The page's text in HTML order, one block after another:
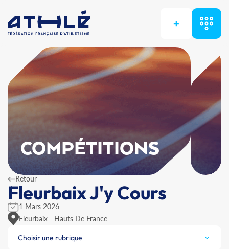
+
COMPÉTITIONS
Retour
Fleurbaix J'y Cours
1 Mars 2026
Fleurbaix - Hauts De France
Choisir une rubrique